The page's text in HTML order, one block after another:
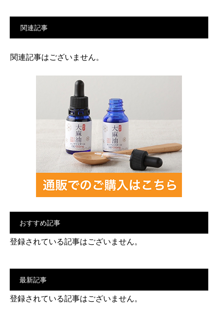
関連記事
関連記事はございません。
おすすめ記事
登録されている記事はございません。
最新記事
登録されている記事はございません。